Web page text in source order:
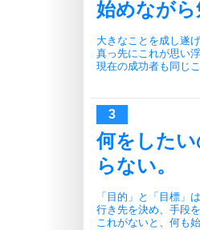
始めながら
大きなことを成し遂
真っ先にこれが思い浮
現在の成功者も同じ
何をした
らない。
「目的」と「目標」
行き先を決め、手段
これがないと、何も